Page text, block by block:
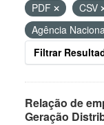
PDF
CSV
Agência
Filtrar
Relação de
Geração